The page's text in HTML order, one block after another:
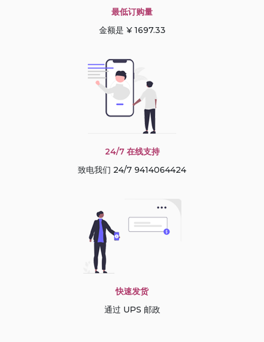
最低订购量
金额是 ¥ 1697.33
24/7 在线支持
致电我们 24/7 9414064424
快速发货
通过 UPS 邮政